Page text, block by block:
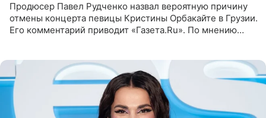
Продюсер Павел Рудченко назвал вероятную причину
отмены концерта певицы Кристины Орбакайте в Грузии.
Его комментарий приводит «Газета.Ru». По мнению